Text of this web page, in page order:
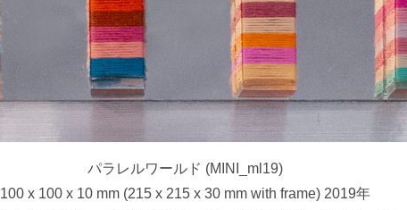
パラレルワールド (MINI_ml19)
100 x 100 x 10 mm (215 x 215 x 30 mm with frame) 2019年